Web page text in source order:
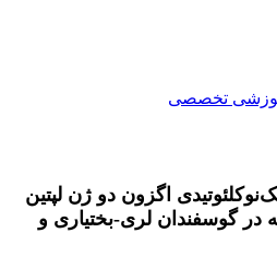
تخصصی
اگزون دو ژن لپتین
در گوسفندان لری-بختیاری و